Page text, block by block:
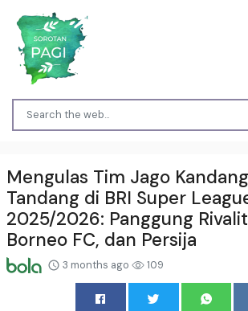
Mengulas Tim Jago
Tandang di BRI Super
2025/2026: Panggung
Borneo FC, dan Persija
3 months ago 109